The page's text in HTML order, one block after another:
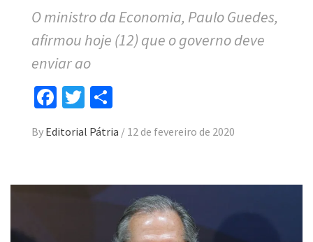
O ministro da Economia, Paulo Guedes,
afirmou hoje (12) que o governo deve
enviar ao
Facebook
Twitter
By Editorial Pátria / 12 de fevereiro de 2020